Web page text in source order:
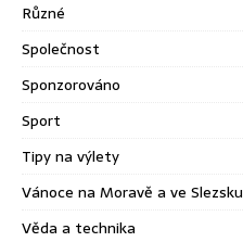
Různé
Společnost
Sponzorováno
Sport
Tipy na výlety
Vánoce na Moravě a ve Slezsku
Věda a technika